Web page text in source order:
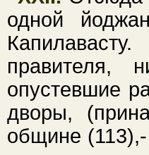
одной
правителя,
опустевшие
дворы,
общине